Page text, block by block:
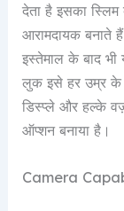
देता है इसका
आरामदायक बनाते
इस्तेमाल के बाद भी
लुक इसे हर उम्र के
डिस्प्ले और हल्के
ऑप्शन बनाया है।
Camera